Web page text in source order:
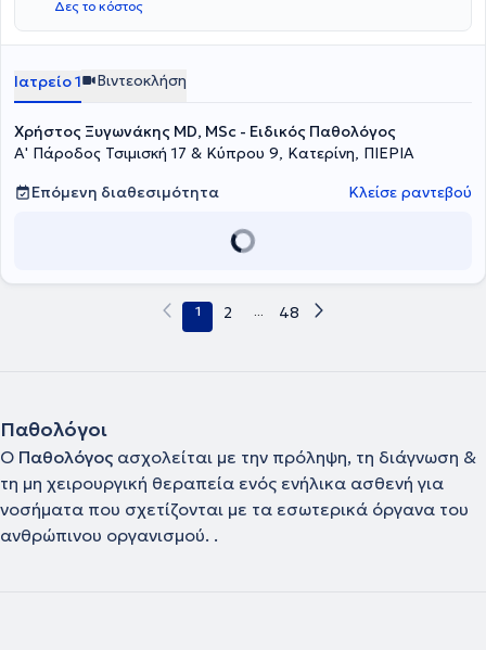
Δες το κόστος
Ιατρείο 1 Βιντεοκλήση
Χρήστος Ξυγωνάκης MD, MSc - Ειδικός Παθολόγος
Α' Πάροδος Τσιμισκή 17 & Κύπρου 9, Κατερίνη, ΠΙΕΡΙΑ
Επόμενη διαθεσιμότητα
Κλείσε ραντεβού
1 2 ... 48
Παθολόγοι
Ο Παθολόγος ασχολείται με την πρόληψη, τη διάγνωση &
τη μη χειρουργική θεραπεία ενός ενήλικα ασθενή για
νοσήματα που σχετίζονται με τα εσωτερικά όργανα του
ανθρώπινου οργανισμού. .